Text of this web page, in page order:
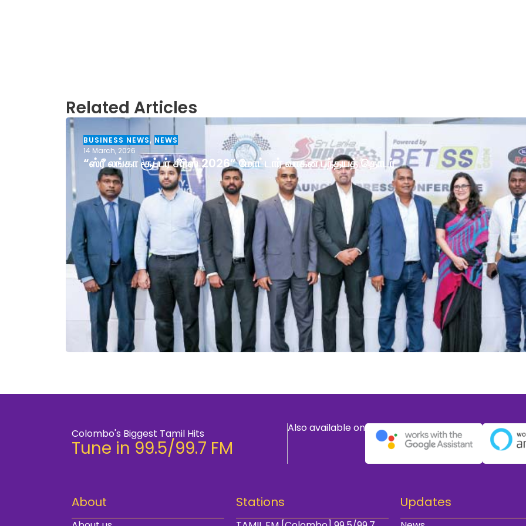
Related Articles
BUSINESS NEWS, NEWS
14 March, 2026
“ஸ்ரீ லங்கா சூப்பர் சீரிஸ் 2026” மோட்டார் வாகன பந்தயத் தொடர்
Colombo's Biggest Tamil Hits
Tune in 99.5/99.7 FM
Also available on
About Stations Updates